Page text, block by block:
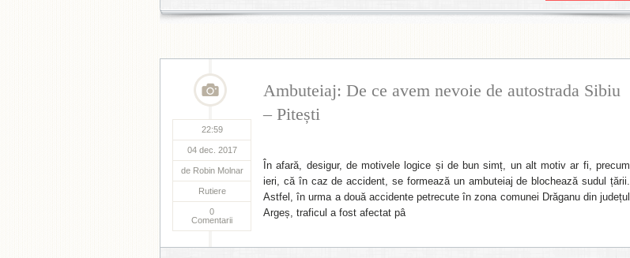
22:59
04 dec. 2017
de Robin Molnar
Rutiere
0
Comentarii
Ambuteiaj: De ce avem nevoie de autostrada Sibiu
– Pitești
În afară, desigur, de motivele logice și de bun simț, un alt motiv ar fi, precum
ieri, că în caz de accident, se formează un ambuteiaj de blochează sudul țării.
Astfel, în urma a două accidente petrecute în zona comunei Drăganu din județul
Argeș, traficul a fost afectat pâ